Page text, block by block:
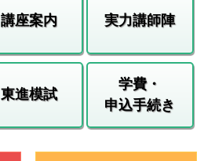
講座案内 実力講師陣
東進模試
学費・
申込手続き